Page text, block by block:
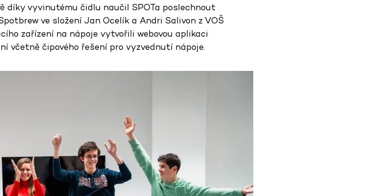
díky vyvinutému čidlu naučil SPOTa poslechnout
ve složení Jan Ocelík a Andri Salivon z VOŠ
zařízení na nápoje vytvořili webovou aplikaci
včetně čipového řešení pro vyzvednutí nápoje.